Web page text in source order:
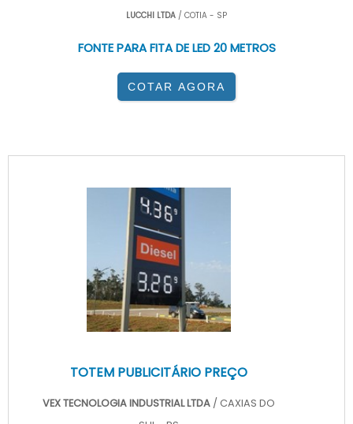
LUCCHI LTDA / COTIA - SP
FONTE PARA FITA DE LED 20 METROS
COTAR AGORA
TOTEM PUBLICITÁRIO PREÇO
VEX TECNOLOGIA INDUSTRIAL LTDA / CAXIAS DO